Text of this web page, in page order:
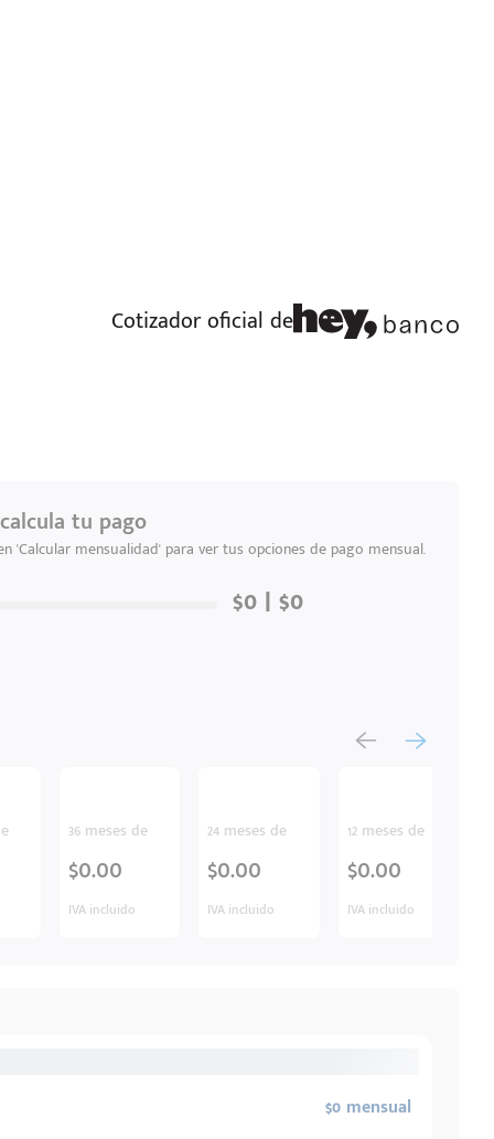
Cotizador oficial de
tu pago
'Calcular mensualidad' para ver tus opciones de pago mensual.
36 meses de
$0.00
IVA incluido
24 meses de
$0.00
IVA incluido
12 meses de
$0.00
IVA incluido
$0 mensual